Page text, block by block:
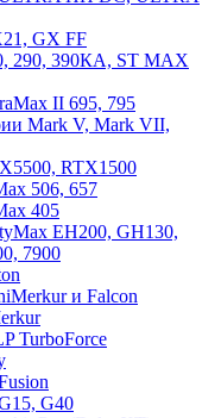
GX FF
290, 390КА, ST MAX
II 695, 795
Mark V, Mark VII,
RTX1500
506, 657
405
EH200, GH130,
7900
и Falcon
TurboForce
G40